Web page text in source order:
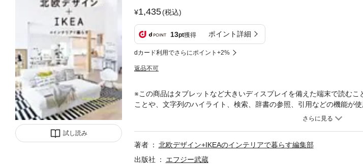
試し読み
1,435(税込)
13pt獲得 ポイント詳細
dカード利用でさらにポイント+2%
返品不可
※この商品はタブレットなど大きいディスプレイを備えた端末で読む
ことや、文字列のハイライト、検索、辞書の参照、引用などの機能が
家からサマーハウスまで、現地スウェーデンで見つけた19スタイルの
著者
北欧デザイン+IKEAのインテリアで暮らす編集部
出版社
エフジー武蔵